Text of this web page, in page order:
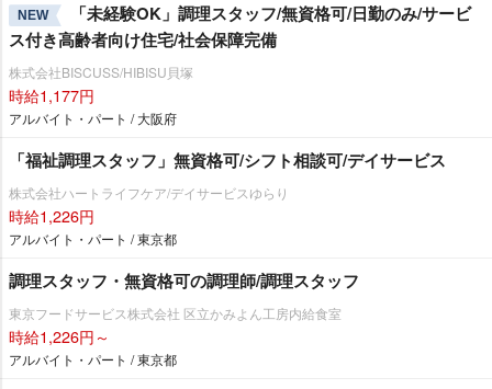
NEW
「未経験OK」調理スタッフ/無資格可/日勤のみ/サービ
ス付き高齢者向け住宅/社会保障完備
株式会社BISCUSS/HIBISU貝塚
時給1,177円
アルバイト・パート / 大阪府
「福祉調理スタッフ」無資格可/シフト相談可/デイサービス
株式会社ハートライフケア/デイサービスゆらり
時給1,226円
アルバイト・パート / 東京都
調理スタッフ・無資格可の調理師/調理スタッフ
東京フードサービス株式会社 区立かみよん工房内給食室
時給1,226円～
アルバイト・パート / 東京都